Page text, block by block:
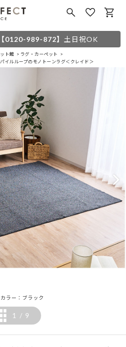
【0120-989-872】 土日祝OK
ト館
ラグ・カーペット
イルループのモノトーンラグ＜クレイド＞
ラー：ブラック
1 / 9